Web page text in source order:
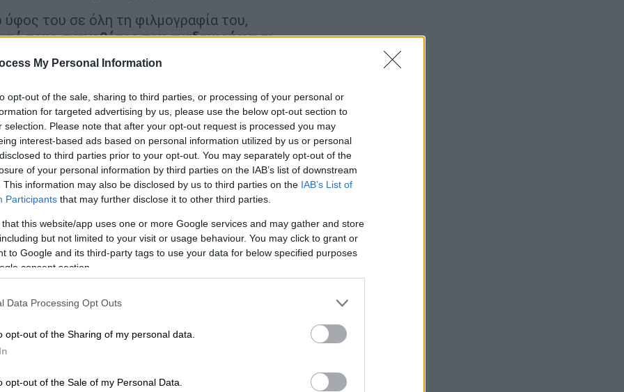
My Personal Information
opt-out of the sale, sharing to third parties, or processing of your personal or
for targeted advertising by us, please use the below opt-out section to
selection. Please note that after your opt-out request is processed you may
interest-based ads based on personal information utilized by us or personal
to third parties prior to your opt-out. You may separately opt-out of the
of your personal information by third parties on the IAB’s list of downstream
This information may also be disclosed by us to third parties on the IAB’s List of
Participants that may further disclose it to other third parties.
that this website/app uses one or more Google services and may gather and store
but not limited to your visit or usage behaviour. You may click to grant or
to Google and its third-party tags to use your data for below specified purposes
consent section.
Data Processing Opt Outs
opt-out of the Sharing of my personal data.
opt-out of the Sale of my Personal Data.
ύφος του σε όλη τη φιλμογραφία του,
τους σκηνοθέτες που αναδημιούργησε
, πειραματιζόμενος με την
φόρμα, αμφισβητώντας τα
δικό του ύφος.